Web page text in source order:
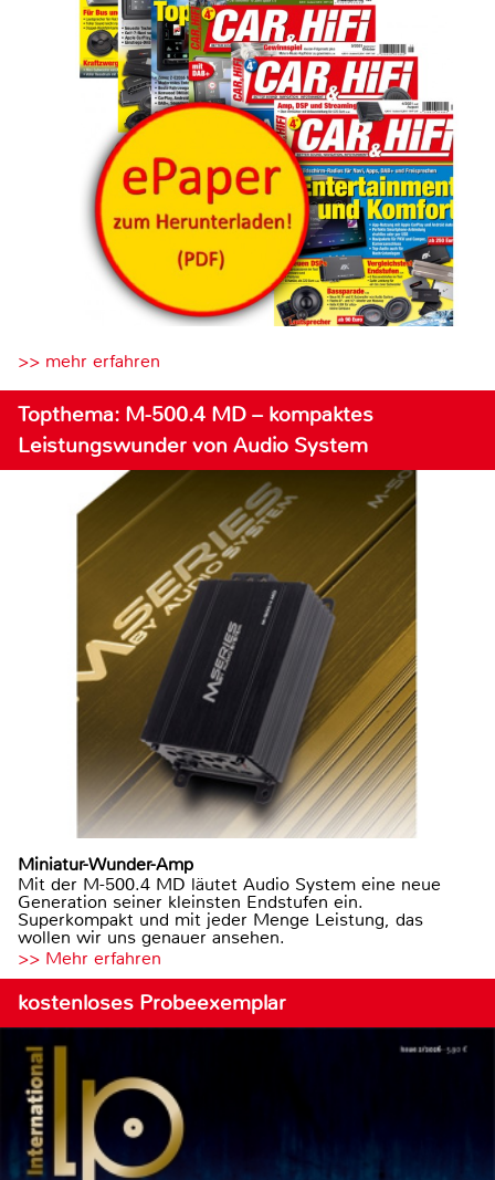
>> mehr erfahren
Topthema: M-500.4 MD – kompaktes
Leistungswunder von Audio System
Miniatur-Wunder-Amp
Mit der M-500.4 MD läutet Audio System eine neue
Generation seiner kleinsten Endstufen ein.
Superkompakt und mit jeder Menge Leistung, das
wollen wir uns genauer ansehen.
>> Mehr erfahren
kostenloses Probeexemplar